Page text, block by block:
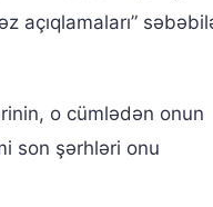
açıqlamaları”
o cümlədən onun
son şərhləri onu